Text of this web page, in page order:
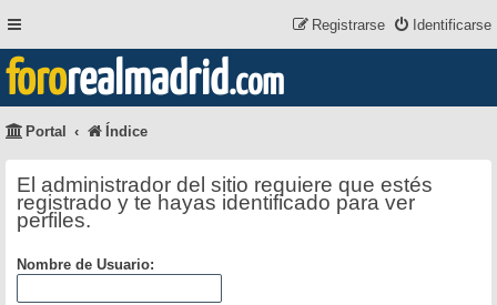
Identificarse
Registrarse
fororealmadrid.com
Portal Índice
El administrador del sitio requiere que estés
registrado y te hayas identificado para ver
perfiles.
Nombre de Usuario: